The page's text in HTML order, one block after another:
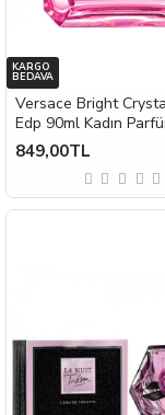
KARGO
BEDAVA
Versace Bright
Edp 90ml Kadın
849,00TL